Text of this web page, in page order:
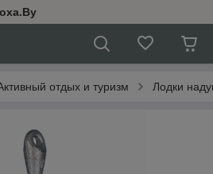
отдых и туризм Лодки